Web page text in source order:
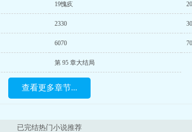
19愧疚
2330
6070
第 95 章大结局
查看更多章节...
已完结热门小说推荐